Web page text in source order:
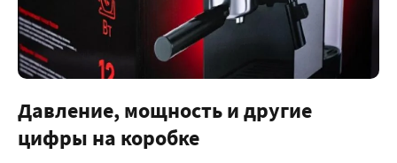
Давление, мощность и другие
цифры на коробке